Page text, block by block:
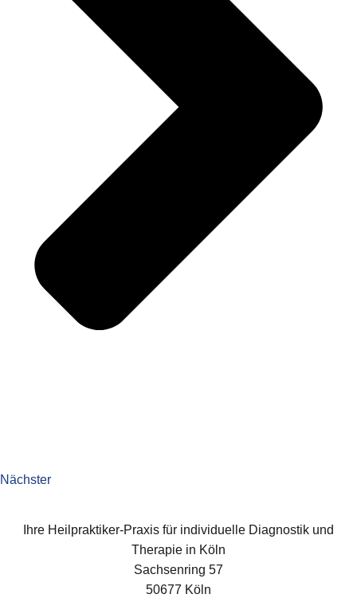
Nächster
Ihre Heilpraktiker-Praxis für individuelle Diagnostik und
Therapie in Köln
Sachsenring 57
50677 Köln